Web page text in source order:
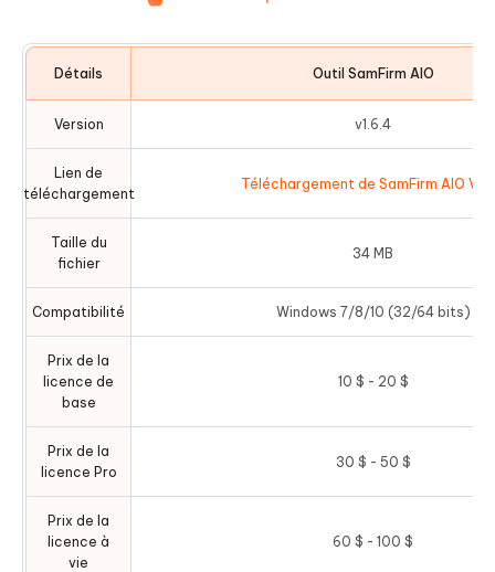
Détails Outil SamFirm AIO
Version v1.6.4
Lien de
téléchargement
Téléchargement de SamFirm AIO
Taille du
fichier
34 MB
Compatibilité Windows 7/8/10 (32/64 bits)
Prix de la
licence de
base
10 $ - 20 $
Prix de la
licence Pro
30 $ - 50 $
Prix de la
licence à
vie
60 $ - 100 $